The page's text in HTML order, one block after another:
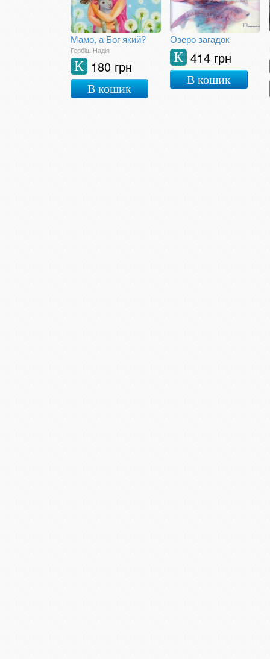
Мамо, а Бог який?
Гербіш Надія
180 грн
К
В кошик
Озеро загадок
414 грн
К
В кошик